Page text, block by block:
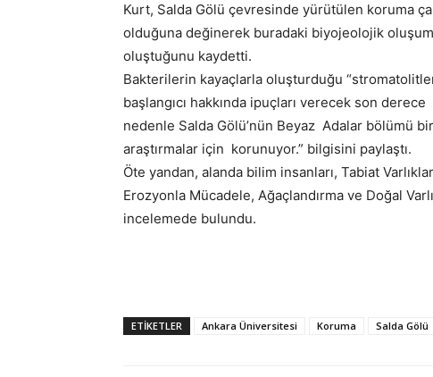
Kurt, Salda Gölü çevresinde yürütülen koruma
olduğuna değinerek buradaki biyojeolojik
oluştuğunu kaydetti.
Bakterilerin kayaçlarla oluşturduğu
başlangıcı hakkında ipuçları verecek son
nedenle Salda Gölü’nün Beyaz Adalar bölümü
araştırmalar için korunuyor.” bilgisini paylaştı.
Öte yandan, alanda bilim insanları, Tabiat
Erozyonla Mücadele, Ağaçlandırma ve Doğal
incelemede bulundu.
ETIKETLER Ankara Üniversitesi Koruma Salda Gölü